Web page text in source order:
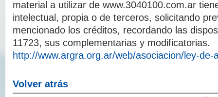
material a utilizar de www.3040100.com.ar
intelectual, propia o de terceros, solicitando
mencionado los créditos, recordando las
11723, sus complementarias y modificatorias.
http://www.argra.org.ar/web/asociacion/ley-de-
Volver atrás